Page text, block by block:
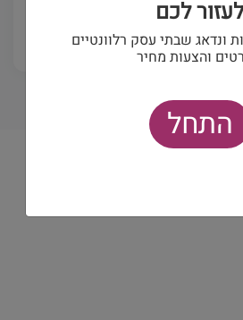
לכם
ונדאג שבתי עסק רלוונטיים
והצעות מחיר
התחל